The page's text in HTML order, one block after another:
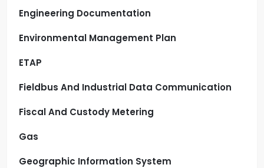
Engineering Documentation
Environmental Management Plan
ETAP
Fieldbus And Industrial Data Communication
Fiscal And Custody Metering
Gas
Geographic Information System